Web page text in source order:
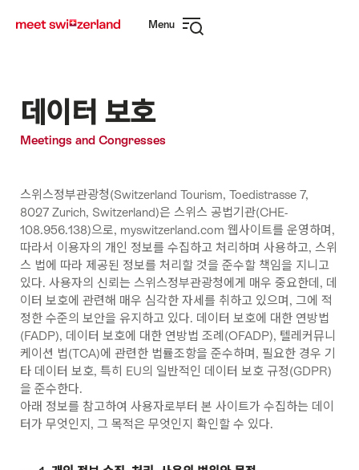
navigation
Menu
데이터 보호
Meetings and Congresses
스위스정부관광청(Switzerland Tourism, Toedistrasse 7,
8027 Zurich, Switzerland)은 스위스 공법기관(CHE-
108.956.138)으로, myswitzerland.com 웹사이트를 운영하며,
따라서 이용자의 개인 정보를 수집하고 처리하며 사용하고, 스위
스 법에 따라 제공된 정보를 처리할 것을 준수할 책임을 지니고
있다. 사용자의 신뢰는 스위스정부관광청에게 매우 중요한데, 데
이터 보호에 관련해 매우 심각한 자세를 취하고 있으며, 그에 적
정한 수준의 보안을 유지하고 있다. 데이터 보호에 대한 연방법
(FADP), 데이터 보호에 대한 연방법 조례(OFADP), 텔레커뮤니
케이션 법(TCA)에 관련한 법률조항을 준수하며, 필요한 경우 기
타 데이터 보호, 특히 EU의 일반적인 데이터 보호 규정(GDPR)
을 준수한다.
아래 정보를 참고하여 사용자로부터 본 사이트가 수집하는 데이
터가 무엇인지, 그 목적은 무엇인지 확인할 수 있다.